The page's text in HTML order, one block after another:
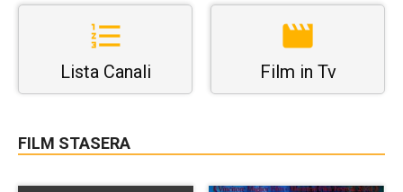
Lista Canali Film in Tv
FILM STASERA